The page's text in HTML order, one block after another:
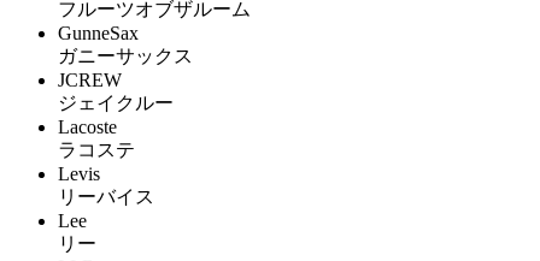
フルーツオブザルーム
GunneSax
ガニーサックス
JCREW
ジェイクルー
Lacoste
ラコステ
Levis
リーバイス
Lee
リー